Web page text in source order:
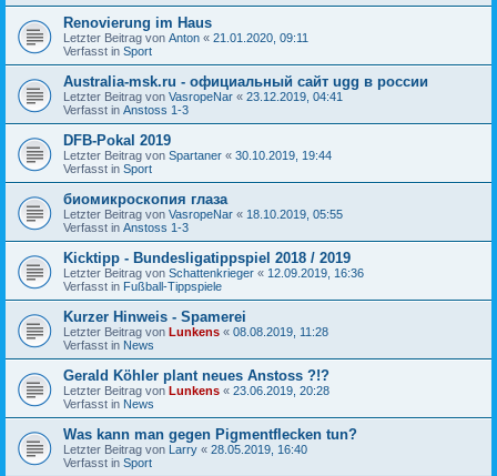
Renovierung im Haus
Letzter Beitrag von Anton « 21.01.2020, 09:11
Verfasst in Sport
Australia-msk.ru - официальный сайт ugg в россии
Letzter Beitrag von VasropeNar « 23.12.2019, 04:41
Verfasst in Anstoss 1-3
DFB-Pokal 2019
Letzter Beitrag von Spartaner « 30.10.2019, 19:44
Verfasst in Sport
биомикроскопия глаза
Letzter Beitrag von VasropeNar « 18.10.2019, 05:55
Verfasst in Anstoss 1-3
Kicktipp - Bundesligatippspiel 2018 / 2019
Letzter Beitrag von Schattenkrieger « 12.09.2019, 16:36
Verfasst in Fußball-Tippspiele
Kurzer Hinweis - Spamerei
Letzter Beitrag von Lunkens « 08.08.2019, 11:28
Verfasst in News
Gerald Köhler plant neues Anstoss ?!?
Letzter Beitrag von Lunkens « 23.06.2019, 20:28
Verfasst in News
Was kann man gegen Pigmentflecken tun?
Letzter Beitrag von Larry « 28.05.2019, 16:40
Verfasst in Sport